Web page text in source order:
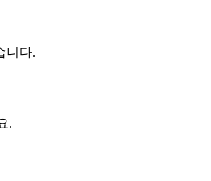
니다.
.